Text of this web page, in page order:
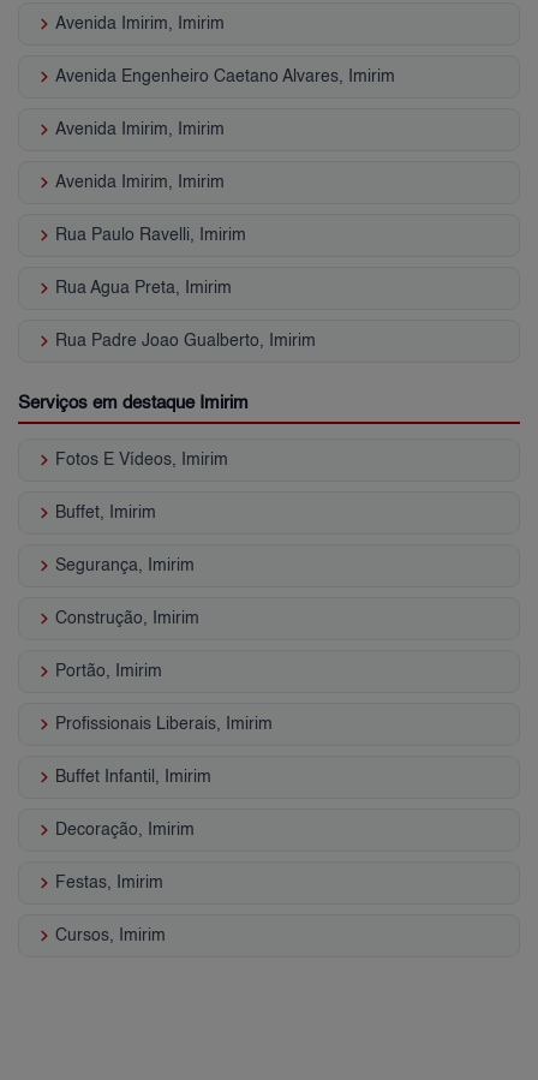
keyboard_arrow_right Avenida Imirim, Imirim
keyboard_arrow_right Avenida Engenheiro Caetano Alvares, Imirim
keyboard_arrow_right Avenida Imirim, Imirim
keyboard_arrow_right Avenida Imirim, Imirim
keyboard_arrow_right Rua Paulo Ravelli, Imirim
keyboard_arrow_right Rua Agua Preta, Imirim
keyboard_arrow_right Rua Padre Joao Gualberto, Imirim
Serviços em destaque Imirim
keyboard_arrow_right Fotos E Vídeos, Imirim
keyboard_arrow_right Buffet, Imirim
keyboard_arrow_right Segurança, Imirim
keyboard_arrow_right Construção, Imirim
keyboard_arrow_right Portão, Imirim
keyboard_arrow_right Profissionais Liberais, Imirim
keyboard_arrow_right Buffet Infantil, Imirim
keyboard_arrow_right Decoração, Imirim
keyboard_arrow_right Festas, Imirim
keyboard_arrow_right Cursos, Imirim